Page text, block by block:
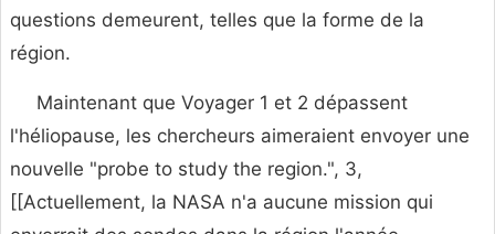
questions demeurent, telles que la forme de la
région.
Maintenant que Voyager 1 et 2 dépassent
l'héliopause, les chercheurs aimeraient envoyer une
nouvelle "probe to study the region.", 3,
[[Actuellement, la NASA n'a aucune mission qui